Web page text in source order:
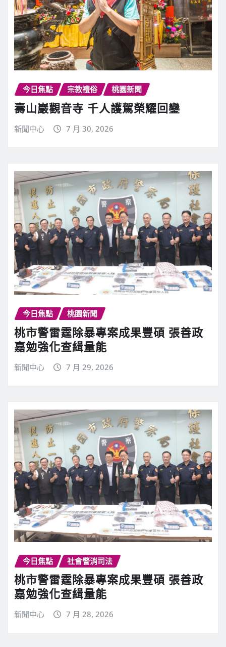
今日焦點 宗教禮俗 桃園新聞
壽山巖觀音寺 千人護駕榮耀回鑾
新聞中心 7 月 30, 2026
今日焦點 桃園新聞
桃市警雷霆除暴專案成果豐碩 張善政
嘉勉強化查緝量能
新聞中心 7 月 29, 2026
今日焦點 社會警消司法
桃市警雷霆除暴專案成果豐碩 張善政
嘉勉強化查緝量能
新聞中心 7 月 28, 2026